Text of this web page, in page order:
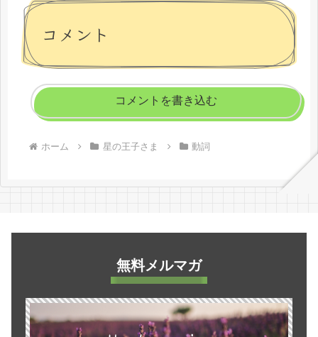
コメント
コメントを書き込む
ホーム 星の王子さま 動詞
無料メルマガ